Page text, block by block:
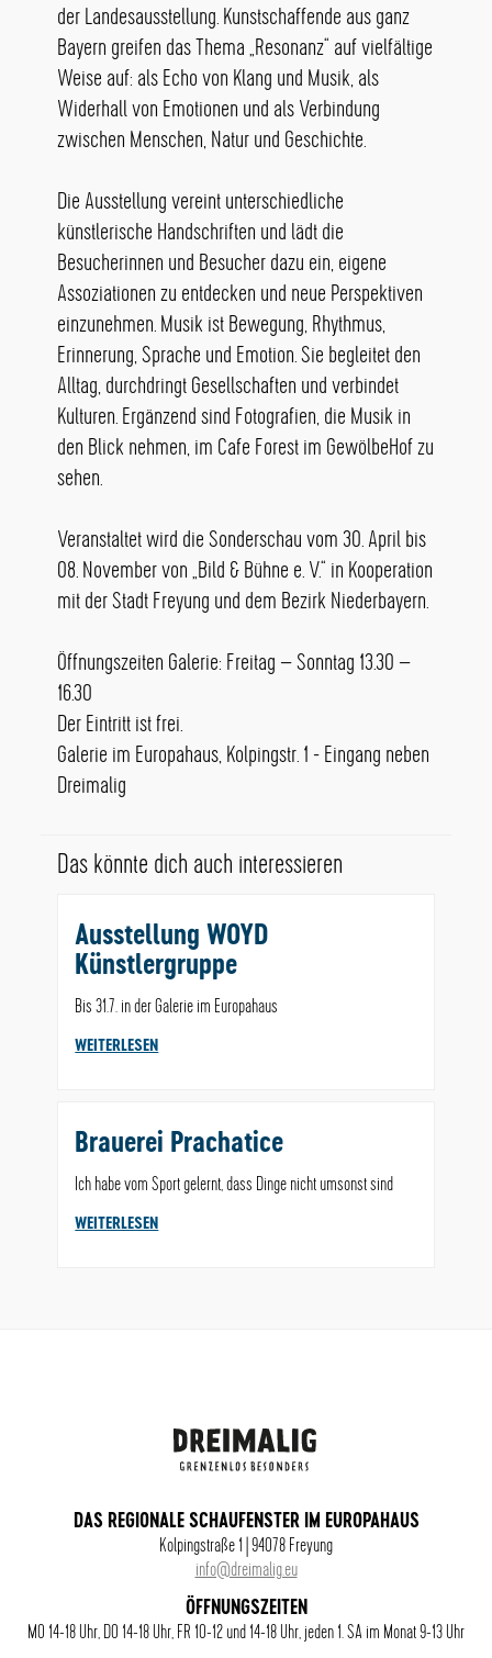
der Landesausstellung. Kunstschaffende aus ganz
Bayern greifen das Thema „Resonanz“ auf vielfältige
Weise auf: als Echo von Klang und Musik, als
Widerhall von Emotionen und als Verbindung
zwischen Menschen, Natur und Geschichte.
Die Ausstellung vereint unterschiedliche
künstlerische Handschriften und lädt die
Besucherinnen und Besucher dazu ein, eigene
Assoziationen zu entdecken und neue Perspektiven
einzunehmen. Musik ist Bewegung, Rhythmus,
Erinnerung, Sprache und Emotion. Sie begleitet den
Alltag, durchdringt Gesellschaften und verbindet
Kulturen. Ergänzend sind Fotografien, die Musik in
den Blick nehmen, im Cafe Forest im GewölbeHof zu
sehen.
Veranstaltet wird die Sonderschau vom 30. April bis
08. November von „Bild & Bühne e. V.“ in Kooperation
mit der Stadt Freyung und dem Bezirk Niederbayern.
Öffnungszeiten Galerie: Freitag – Sonntag 13.30 –
16.30
Der Eintritt ist frei.
Galerie im Europahaus, Kolpingstr. 1 - Eingang neben
Dreimalig
Das könnte dich auch interessieren
Ausstellung WOYD
Künstlergruppe
Bis 31.7. in der Galerie im Europahaus
WEITERLESEN
Brauerei Prachatice
Ich habe vom Sport gelernt, dass Dinge nicht umsonst sind
WEITERLESEN
DAS REGIONALE SCHAUFENSTER IM EUROPAHAUS
Kolpingstraße 1 | 94078 Freyung
info@dreimalig.eu
ÖFFNUNGSZEITEN
MO 14-18 Uhr, DO 14-18 Uhr, FR 10-12 und 14-18 Uhr, jeden 1. SA im Monat 9-13 Uhr